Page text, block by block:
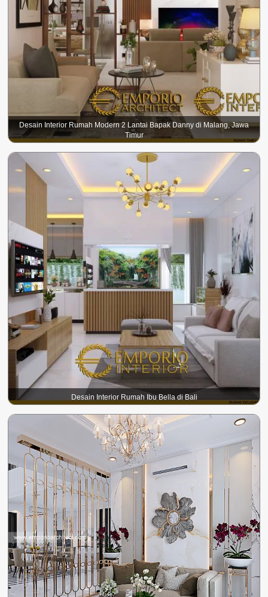
Desain Interior Rumah Modern 2 Lantai Bapak Danny di Malang, Jawa
Timur
Desain Interior Rumah Ibu Bella di Bali